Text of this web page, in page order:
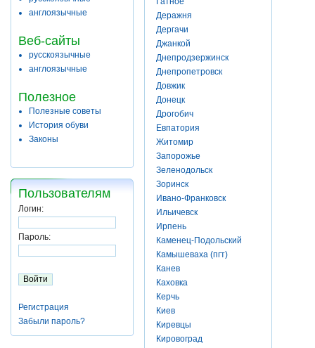
англоязычные
Веб-сайты
русскоязычные
англоязычные
Полезное
Полезные советы
История обуви
Законы
Пользователям
Логин:
Пароль:
Регистрация
Забыли пароль?
Деражня
Дергачи
Джанкой
Днепродзержинск
Днепропетровск
Довжик
Донецк
Дрогобич
Евпатория
Житомир
Запорожье
Зеленодольск
Зоринск
Ивано-Франковск
Ильичевск
Ирпень
Каменец-Подольский
Камышеваха (пгт)
Канев
Каховка
Керчь
Киев
Киревцы
Кировоград